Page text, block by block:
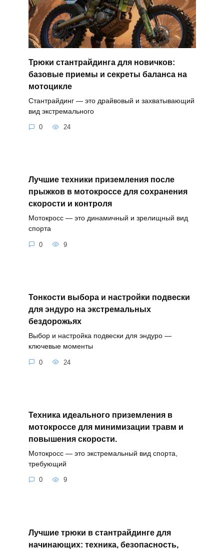
Трюки стантрайдинга для новичков:
базовые приемы и секреты баланса на
мотоцикле
Стантрайдинг — это драйвовый и захватывающий
вид экстремального
0 24
Лучшие техники приземления после
прыжков в мотокроссе для сохранения
скорости и контроля
Мотокросс — это динамичный и зрелищный вид
спорта
0 9
Тонкости выбора и настройки подвески
для эндуро на экстремальных
бездорожьях
Выбор и настройка подвески для эндуро —
ключевые моменты
0 24
Техника идеального приземления в
мотокроссе для минимизации травм и
повышения скорости.
Мотокросс — это экстремальный вид спорта,
требующий
0 9
Лучшие трюки в стантрайдинге для
начинающих: техника, безопасность,